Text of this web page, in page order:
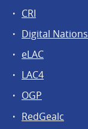
CRI
Digital Nations
eLAC
LAC4
OGP
RedGealc